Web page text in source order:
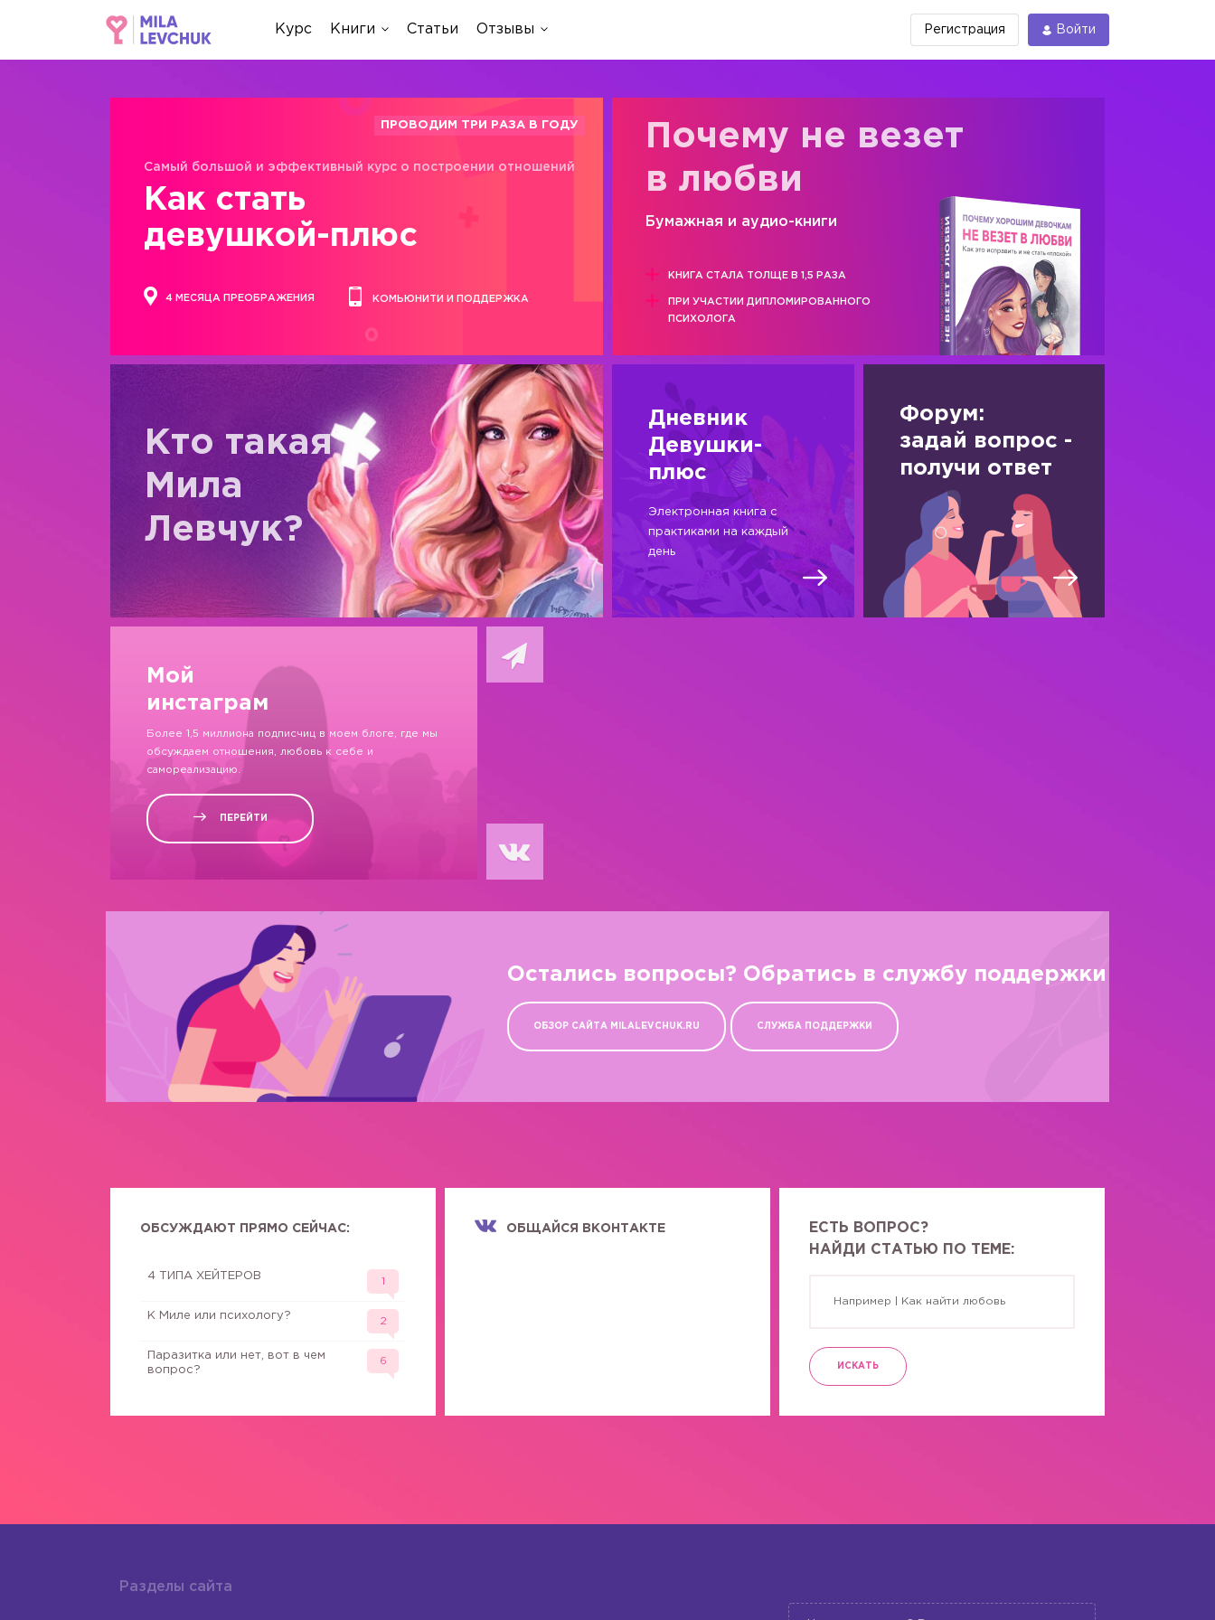
Курс Книги Статьи Отзывы Регистрация Войти
ПРОВОДИМ ТРИ РАЗА В ГОДУ
Самый большой и эффективный курс о построении отношений
Как стать
девушкой-плюс
4 МЕСЯЦА ПРЕОБРАЖЕНИЯ КОМЬЮНИТИ И ПОДДЕРЖКА
Почему не везет
в любви
Бумажная и аудио-книги
КНИГА СТАЛА ТОЛЩЕ В 1,5 РАЗА
ПРИ УЧАСТИИ ДИПЛОМИРОВАННОГО
ПСИХОЛОГА
Кто такая
Мила
Левчук?
Дневник
Девушки-
плюс
Электронная книга с
практиками на каждый
день
Форум:
задай вопрос -
получи ответ
Мой
инстаграм
Более 1,5 миллиона подписчиц в моем блоге, где мы
обсуждаем отношения, любовь к себе и
самореализацию.
ПЕРЕЙТИ
Остались вопросы? Обратись в службу поддержки
ОБЗОР САЙТА MILALEVCHUK.RU СЛУЖБА ПОДДЕРЖКИ
ОБСУЖДАЮТ ПРЯМО СЕЙЧАС:
4 ТИПА ХЕЙТЕРОВ
1
К Миле или психологу?
2
Паразитка или нет, вот в чем
вопрос?
6
ОБЩАЙСЯ ВКОНТАКТЕ
ЕСТЬ ВОПРОС?
НАЙДИ СТАТЬЮ ПО ТЕМЕ:
ИСКАТЬ
Разделы сайта